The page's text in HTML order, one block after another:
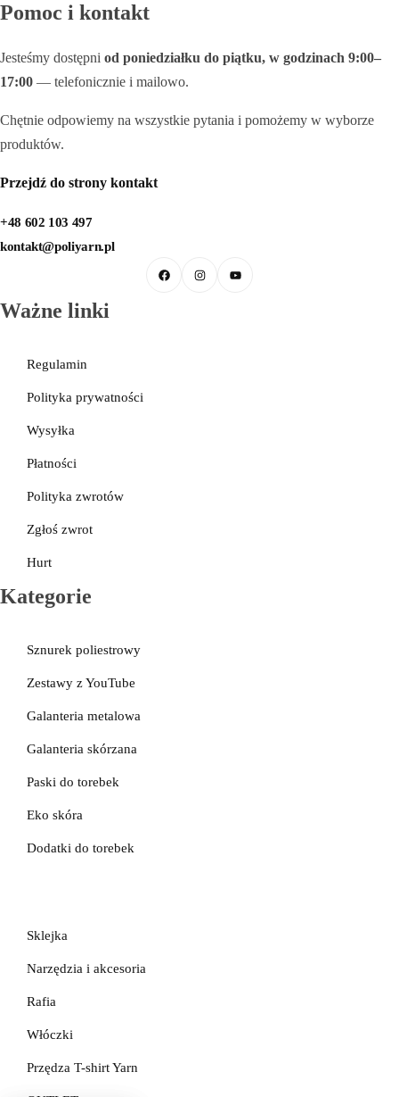
Pomoc i kontakt
Jesteśmy dostępni od poniedziałku do piątku, w godzinach 9:00–
17:00 — telefonicznie i mailowo.
Chętnie odpowiemy na wszystkie pytania i pomożemy w wyborze
produktów.
Przejdź do strony kontakt
+48 602 103 497
kontakt@poliyarn.pl
Ważne linki
Regulamin
Polityka prywatności
Wysyłka
Płatności
Polityka zwrotów
Zgłoś zwrot
Hurt
Kategorie
Sznurek poliestrowy
Zestawy z YouTube
Galanteria metalowa
Galanteria skórzana
Paski do torebek
Eko skóra
Dodatki do torebek
Sklejka
Narzędzia i akcesoria
Rafia
Włóczki
Przędza T-shirt Yarn